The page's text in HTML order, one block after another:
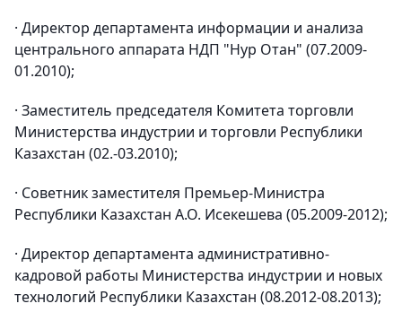
· Директор департамента информации и анализа
центрального аппарата НДП "Нур Отан" (07.2009-
01.2010);
· Заместитель председателя Комитета торговли
Министерства индустрии и торговли Республики
Казахстан (02.-03.2010);
· Советник заместителя Премьер-Министра
Республики Казахстан А.О. Исекешева (05.2009-2012);
· Директор департамента административно-
кадровой работы Министерства индустрии и новых
технологий Республики Казахстан (08.2012-08.2013);